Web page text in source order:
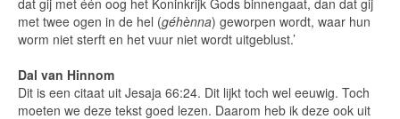
met twee ogen in de hel (géhènna) geworpen wordt, waar hun
worm niet sterft en het vuur niet wordt uitgeblust.’
Dal van Hinnom
Dit is een citaat uit Jesaja 66:24. Dit lijkt toch wel eeuwig. Toch
moeten we deze tekst goed lezen. Daarom heb ik deze ook uit